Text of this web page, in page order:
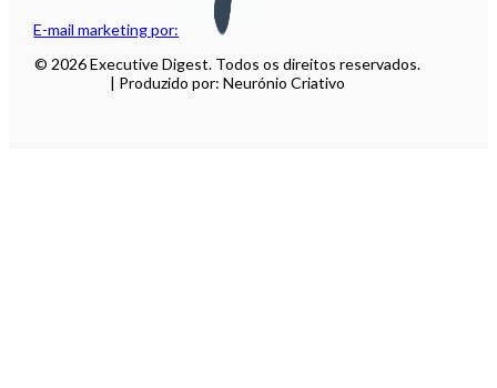
E-mail marketing por:
© 2026 Executive Digest. Todos os direitos reservados.
| Produzido por: Neurónio Criativo